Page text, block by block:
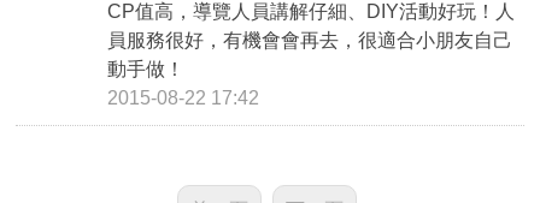
APP下載
CP值高，導覽人員講解仔細、DIY活動好玩！人
員服務很好，有機會會再去，很適合小朋友自己
動手做！
2015-08-22 17:42